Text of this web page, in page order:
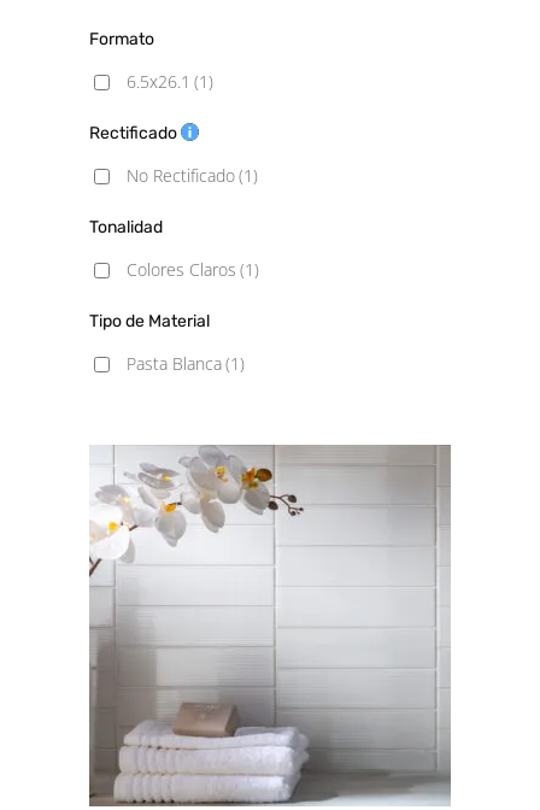
Formato
6.5x26.1 (1)
Rectificado
No Rectificado(1)
Tonalidad
Colores Claros (1)
Tipo de Material
Pasta Blanca(1)